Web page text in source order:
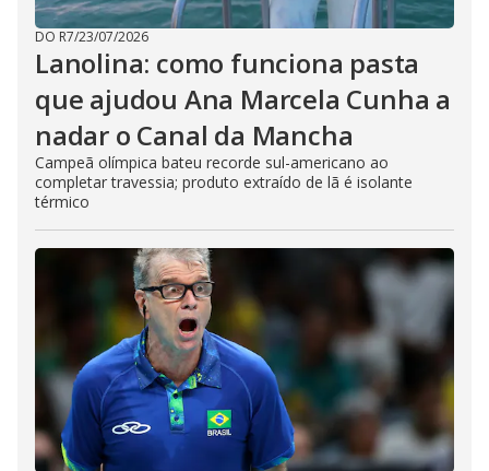
DO R7/23/07/2026
Lanolina: como funciona pasta
que ajudou Ana Marcela Cunha a
nadar o Canal da Mancha
Campeã olímpica bateu recorde sul-americano ao
completar travessia; produto extraído de lã é isolante
térmico